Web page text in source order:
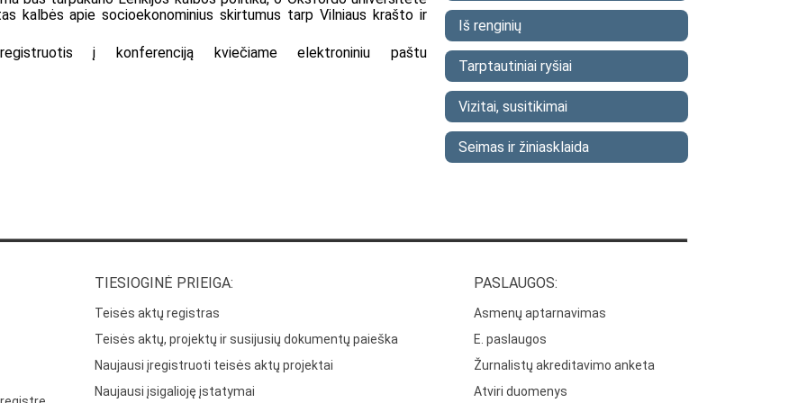
kalbės apie socioekonominius skirtumus tarp Vilniaus krašto ir
į konferenciją kviečiame elektroniniu paštu
Iš renginių
Tarptautiniai ryšiai
Vizitai, susitikimai
Seimas ir žiniasklaida
TIESIOGINĖ PRIEIGA:
Teisės aktų registras
Teisės aktų, projektų ir susijusių dokumentų paieška
Naujausi įregistruoti teisės aktų projektai
Naujausi įsigalioję įstatymai
PASLAUGOS:
Asmenų aptarnavimas
E. paslaugos
Žurnalistų akreditavimo anketa
Atviri duomenys